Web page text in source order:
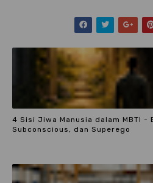
4 Sisi Jiwa Manusia dalam MBTI -
Subconscious, dan Superego